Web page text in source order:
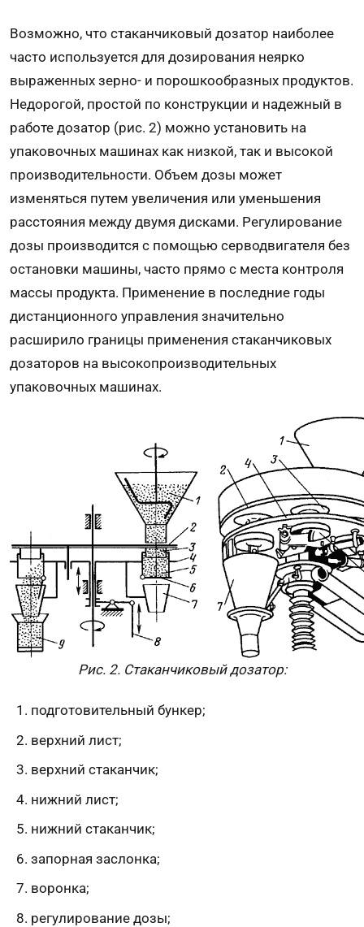
Возможно, что стаканчиковый дозатор наиболее
часто используется для дозирования неярко
выраженных зерно- и порошкообразных продуктов.
Недорогой, простой по конструкции и надежный в
работе дозатор (рис. 2) можно установить на
упаковочных машинах как низкой, так и высокой
производительности. Объем дозы может
изменяться путем увеличения или уменьшения
расстояния между двумя дисками. Регулирование
дозы производится с помощью серводвигателя без
остановки машины, часто прямо с места контроля
массы продукта. Применение в последние годы
дистанционного управления значительно
расширило границы применения стаканчиковых
дозаторов на высокопроизводительных
упаковочных машинах.
Рис. 2. Стаканчиковый дозатор:
подготовительный бункер;
верхний лист;
верхний стаканчик;
нижний лист;
нижний стаканчик;
запорная заслонка;
воронка;
регулирование дозы;